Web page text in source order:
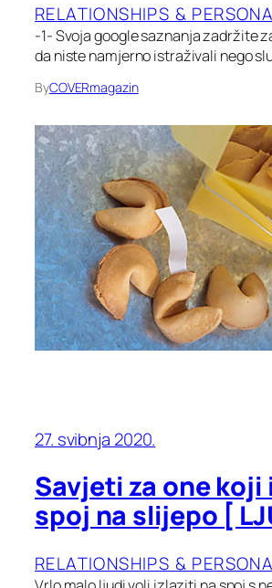
RELATIONSHIPS &
-1- Svoja google saznanja zadržite
da niste namjerno istraživali nego
ByCOVERmagazin
27. svibnja 2020.
Savjeti za one koji
spoj na slijepo [
RELATIONSHIPS &